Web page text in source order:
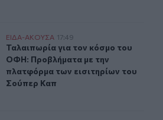
κόσμο του ΟΦΗ: Προβλήματα με
ΕΙΔΑ-ΑΚΟΥΣΑ 17:49
Ταλαιπωρία για τον κόσμο του
Ταλαιπωρία για τον κόσμο του
ΟΦΗ: Προβλήματα με την
πλατφόρμα των εισιτηρίων του
Σούπερ Καπ